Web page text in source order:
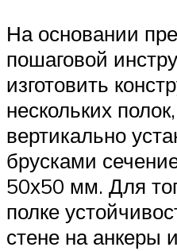
На основании
пошаговой
изготовить
нескольких
вертикально
брусками
50х50 мм. Для
полке
стене на анкеры